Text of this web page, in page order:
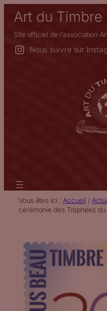
Aller
contenu
Art du Timbre
Site officiel de l'association
Nous suivre sur
Vous êtes ici : Accueil /
cérémonie des Trophées